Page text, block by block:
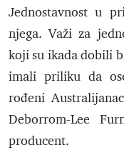
Jednostavnost u
njega. Važi za
koji su ikada dobili
imali priliku da
rođeni
Deborrom-Lee
producent.